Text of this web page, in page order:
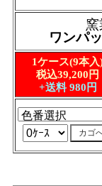
窯
ワンパ
1ケース(9本入
税込39,200円
+送料 980円